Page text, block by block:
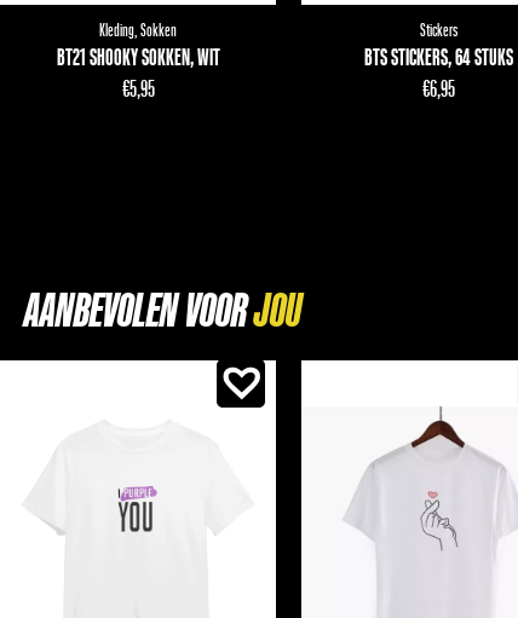
Kleding,Sokken
BT21 SHOOKY SOKKEN, WIT
€5,95
Stickers
BTS STICKERS, 64 STUKS
€6,95
AANBEVOLEN VOOR